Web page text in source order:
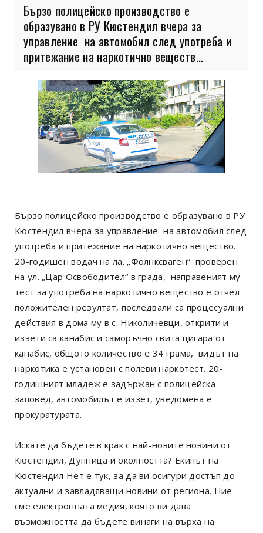
Бързо полицейско производство е
образувано в РУ Кюстендил вчера за
управление на автомобил след употреба и
притежание на наркотично веществ...
Бързо полицейско производство е образувано в РУ
Кюстендил вчера за управление на автомобил след
употреба и притежание на наркотично вещество.
20-годишен водач на ла. „Фолнксваген“ проверен
на ул. „Цар Освободител“ в града, направеният му
тест за употреба на наркотично вещество е отчел
положителен резултат, последвали са процесуални
действия в дома му в с. Николичевци, открити и
иззети са канабис и саморъчно свита цигара от
канабис, общото количество е 34 грама, видът на
наркотика е установен с полеви наркотест. 20-
годишният младеж е задържан с полицейска
заповед, автомобилът е иззет, уведомена е
прокуратурата.
Искате да бъдете в крак с най-новите новини от
Кюстендил, Дупница и околността? Екипът на
Кюстендил Нет е тук, за да ви осигури достъп до
актуални и завладяващи новини от региона. Ние
сме електронната медия, която ви дава
възможността да бъдете винаги на върха на